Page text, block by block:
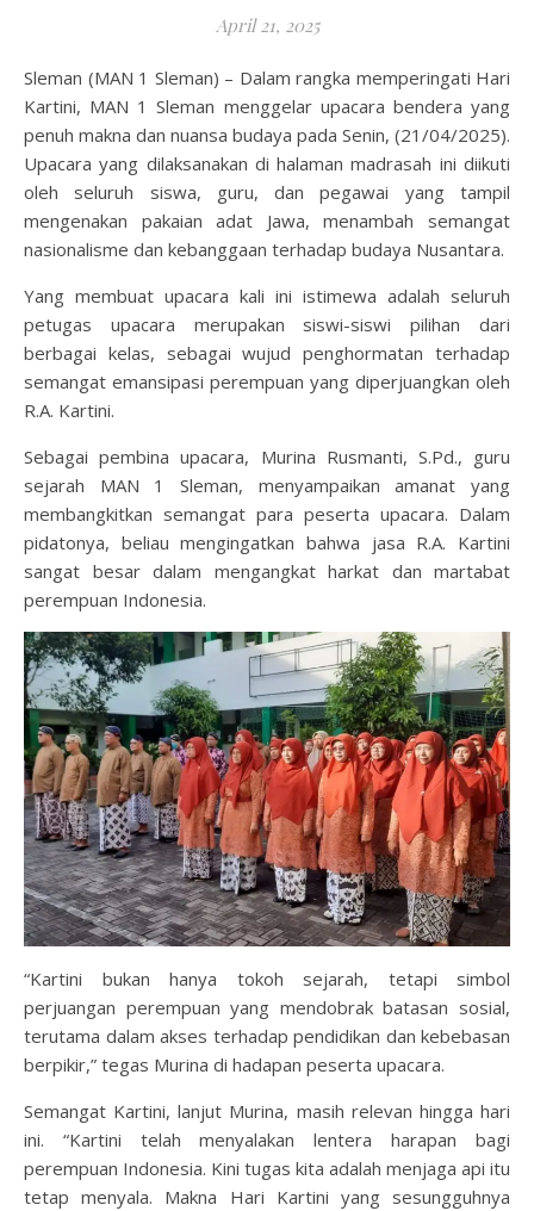
April 21, 2025
Sleman (MAN 1 Sleman) – Dalam rangka memperingati Hari
Kartini, MAN 1 Sleman menggelar upacara bendera yang
penuh makna dan nuansa budaya pada Senin, (21/04/2025).
Upacara yang dilaksanakan di halaman madrasah ini diikuti
oleh seluruh siswa, guru, dan pegawai yang tampil
mengenakan pakaian adat Jawa, menambah semangat
nasionalisme dan kebanggaan terhadap budaya Nusantara.
Yang membuat upacara kali ini istimewa adalah seluruh
petugas upacara merupakan siswi-siswi pilihan dari
berbagai kelas, sebagai wujud penghormatan terhadap
semangat emansipasi perempuan yang diperjuangkan oleh
R.A. Kartini.
Sebagai pembina upacara, Murina Rusmanti, S.Pd., guru
sejarah MAN 1 Sleman, menyampaikan amanat yang
membangkitkan semangat para peserta upacara. Dalam
pidatonya, beliau mengingatkan bahwa jasa R.A. Kartini
sangat besar dalam mengangkat harkat dan martabat
perempuan Indonesia.
“Kartini bukan hanya tokoh sejarah, tetapi simbol
perjuangan perempuan yang mendobrak batasan sosial,
terutama dalam akses terhadap pendidikan dan kebebasan
berpikir,” tegas Murina di hadapan peserta upacara.
Semangat Kartini, lanjut Murina, masih relevan hingga hari
ini. “Kartini telah menyalakan lentera harapan bagi
perempuan Indonesia. Kini tugas kita adalah menjaga api itu
tetap menyala. Makna Hari Kartini yang sesungguhnya